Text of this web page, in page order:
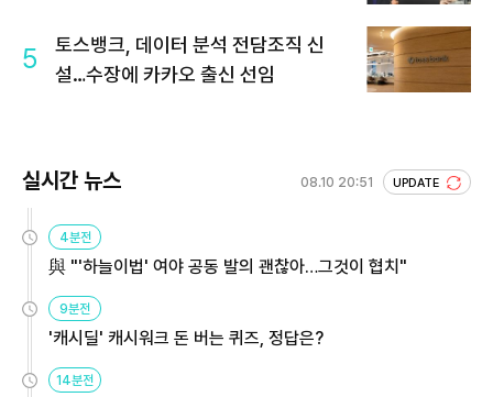
5
토스뱅크, 데이터 분석 전담조직 신
설…수장에 카카오 출신 선임
실시간 뉴스 08.10 20:51 UPDATE
4분전
與 "'하늘이법' 여야 공동 발의 괜찮아…그것이 협치"
9분전
'캐시딜' 캐시워크 돈 버는 퀴즈, 정답은?
14분전